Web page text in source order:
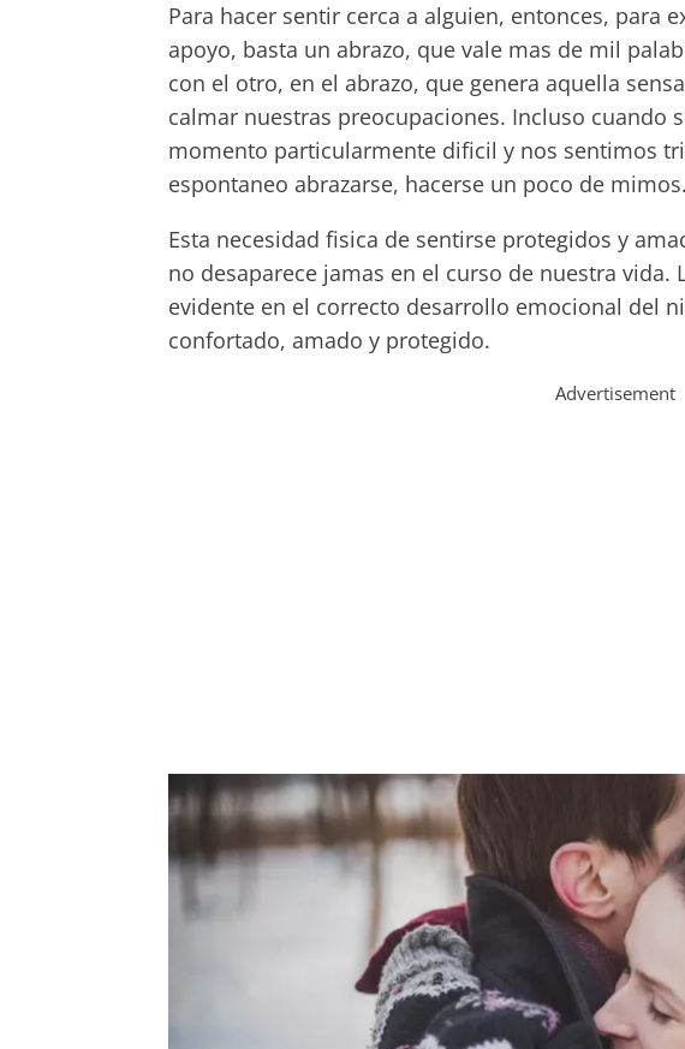
Para hacer sentir cerca a alguien, entonces, para
apoyo, basta un abrazo, que vale mas de mil
con el otro, en el abrazo, que genera aquella
calmar nuestras preocupaciones. Incluso cuando
momento particularmente dificil y nos sentimos
espontaneo abrazarse, hacerse un poco de mimos.
Esta necesidad fisica de sentirse protegidos y
no desaparece jamas en el curso de nuestra vida.
evidente en el correcto desarrollo emocional del
confortado, amado y protegido.
Advertisement